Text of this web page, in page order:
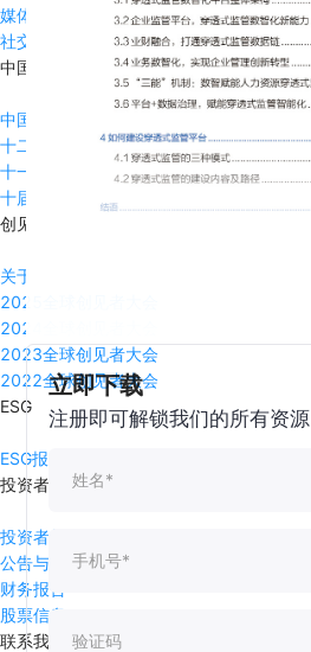
媒体报道
社交媒体
中国管理模式
中国管理模式杰出奖
十二届中国管理全球论坛
十一届中国管理全球论坛
十届中国管理全球论坛
创见者大会
关于创见者
2025全球创见者大会
2024全球创见者大会
2023全球创见者大会
2022全球创见者大会
ESG
ESG报告
投资者关系
投资者关系主页
公告与通函
财务报告
股票信息
联系我们
立即下载
注册即可解锁我们的所有资源